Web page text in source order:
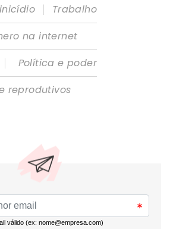
|
Trabalho
na internet
|
Política e poder
reprodutivos